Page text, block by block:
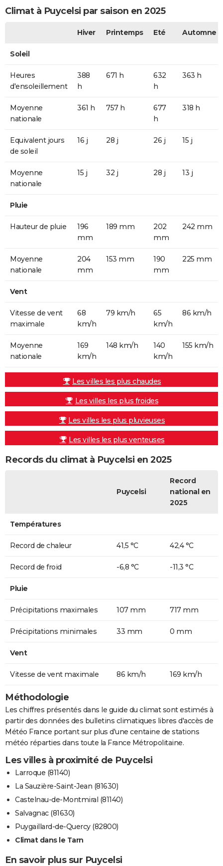
Climat à Puycelsi par saison en 2025
Hiver Printemps Eté Automne
Soleil
Heures
d'ensoleillement
388
h
671 h
632
h
363 h
Moyenne
nationale
361 h 757 h
677
h
318 h
Equivalent jours
de soleil
16 j 28 j 26 j 15 j
Moyenne
nationale
15 j 32 j 28 j 13 j
Pluie
Hauteur de pluie
196
mm
189 mm
202
mm
242 mm
Moyenne
nationale
204
mm
153 mm
190
mm
225 mm
Vent
Vitesse de vent
maximale
68
km/h
79 km/h
65
km/h
86 km/h
Moyenne
nationale
169
km/h
148 km/h
140
km/h
155 km/h
Les villes les plus chaudes
Les villes les plus froides
Les villes les plus pluvieuses
Les villes les plus venteuses
Records du climat à Puycelsi en 2025
Puycelsi
Record
national en
2025
Températures
Record de chaleur 41,5 °C 42,4 °C
Record de froid -6,8 °C -11,3 °C
Pluie
Précipitations maximales 107 mm 717 mm
Précipitations minimales 33 mm 0 mm
Vent
Vitesse de vent maximale 86 km/h 169 km/h
Méthodologie
Les chiffres présentés dans le guide du climat sont estimés à
partir des données des bulletins climatiques libres d'accès de
Météo France portant sur plus d'une centaine de stations
météo réparties dans toute la France Métropolitaine.
Les villes à proximité de Puycelsi
Larroque (81140)
La Sauzière-Saint-Jean (81630)
Castelnau-de-Montmiral (81140)
Salvagnac (81630)
Puygaillard-de-Quercy (82800)
Climat dans le Tarn
En savoir plus sur Puycelsi